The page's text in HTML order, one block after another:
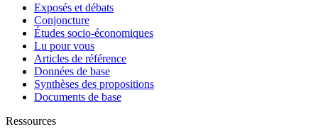
Exposés et débats
Conjoncture
Études socio-économiques
Lu pour vous
Articles de référence
Données de base
Synthèses des propositions
Documents de base
Ressources